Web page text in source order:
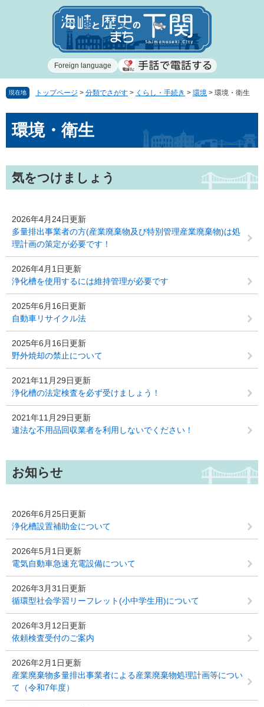
で
ば
Foreign language
現在地 トップページ > 分類でさがす > くらし・手続き > 環境 > 環境・衛生
文環境・衛生
気をつけましょう
2026年4月24日更新
多量排出事業者の方(産業廃棄物及び特別管理産業廃棄物)は処
理計画の策定が必要です！
2026年4月1日更新
浄化槽を使用するには維持管理が必要です
2025年6月16日更新
自動車リサイクル法
2025年6月16日更新
野外焼却の禁止について
2021年11月29日更新
浄化槽の法定検査を必ず受けましょう！
2021年11月29日更新
違法な不用品回収業者を利用しないでください！
お知らせ
2026年6月25日更新
浄化槽設置補助金について
2026年5月1日更新
電気自動車急速充電設備について
2026年3月31日更新
循環型社会学習リーフレット(小中学生用)について
2026年3月12日更新
依頼検査受付のご案内
2026年2月1日更新
産業廃棄物多量排出事業者による産業廃棄物処理計画等につい
て（令和7年度）